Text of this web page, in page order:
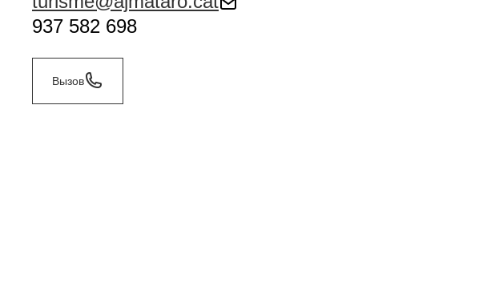
937 582 698
Вызов